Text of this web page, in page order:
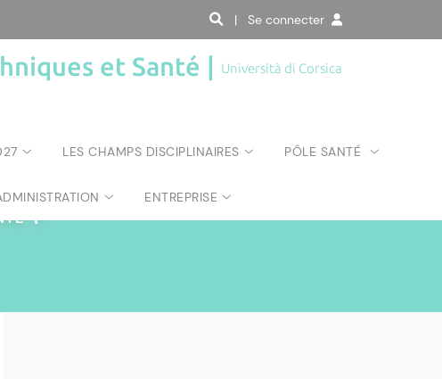
| Se connecter
et Santé | Università di Corsica
LES CHAMPS DISCIPLINAIRES PÔLE SANTÉ
ENTREPRISE
|